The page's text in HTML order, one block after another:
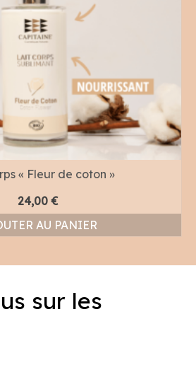
« Fleur de coton »
24,00 €
AU PANIER
sur les